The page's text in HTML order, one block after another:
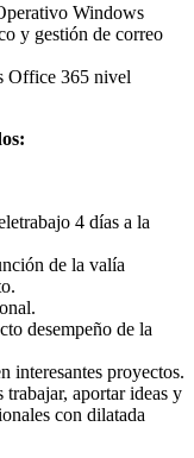
Windows
y gestión de correo
Office 365 nivel
4 días a la
de la valía
desempeño de la
interesantes proyectos.
trabajar, aportar ideas y
con dilatada